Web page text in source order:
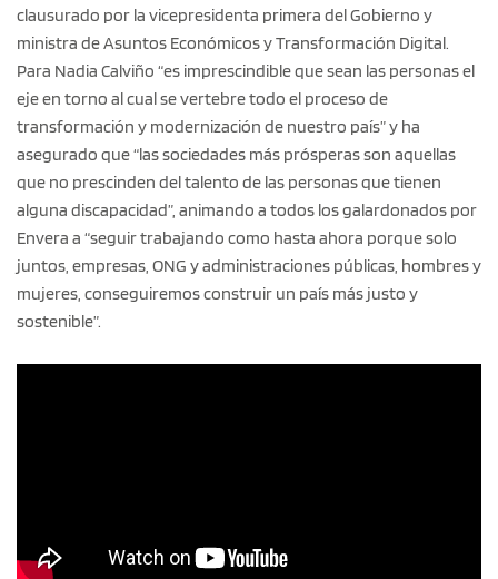
clausurado por la vicepresidenta primera del Gobierno y
ministra de Asuntos Económicos y Transformación Digital.
Para Nadia Calviño “es imprescindible que sean las personas el
eje en torno al cual se vertebre todo el proceso de
transformación y modernización de nuestro país” y ha
asegurado que “las sociedades más prósperas son aquellas
que no prescinden del talento de las personas que tienen
alguna discapacidad”, animando a todos los galardonados por
Envera a “seguir trabajando como hasta ahora porque solo
juntos, empresas, ONG y administraciones públicas, hombres y
mujeres, conseguiremos construir un país más justo y
sostenible”.